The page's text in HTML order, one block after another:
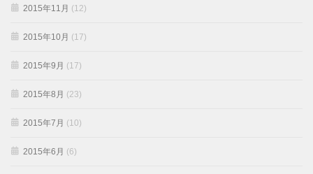
2015年11月 (12)
2015年10月 (17)
2015年9月 (17)
2015年8月 (23)
2015年7月 (10)
2015年6月 (6)